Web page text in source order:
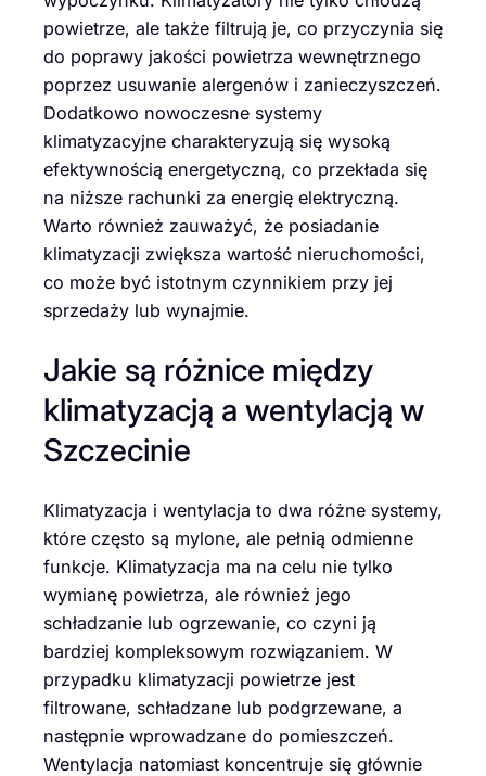
powietrze, ale także filtrują je, co przyczynia się
do poprawy jakości powietrza wewnętrznego
poprzez usuwanie alergenów i zanieczyszczeń.
Dodatkowo nowoczesne systemy
klimatyzacyjne charakteryzują się wysoką
efektywnością energetyczną, co przekłada się
na niższe rachunki za energię elektryczną.
Warto również zauważyć, że posiadanie
klimatyzacji zwiększa wartość nieruchomości,
co może być istotnym czynnikiem przy jej
sprzedaży lub wynajmie.
Jakie są różnice między
klimatyzacją a wentylacją w
Szczecinie
Klimatyzacja i wentylacja to dwa różne systemy,
które często są mylone, ale pełnią odmienne
funkcje. Klimatyzacja ma na celu nie tylko
wymianę powietrza, ale również jego
schładzanie lub ogrzewanie, co czyni ją
bardziej kompleksowym rozwiązaniem. W
przypadku klimatyzacji powietrze jest
filtrowane, schładzane lub podgrzewane, a
następnie wprowadzane do pomieszczeń.
Wentylacja natomiast koncentruje się głównie